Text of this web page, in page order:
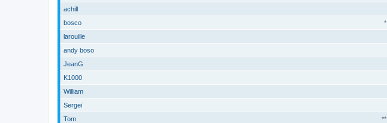
achill
*
bosco
larouille
andy boso
JeanG
K1000
William
Sergeï
**
Tom